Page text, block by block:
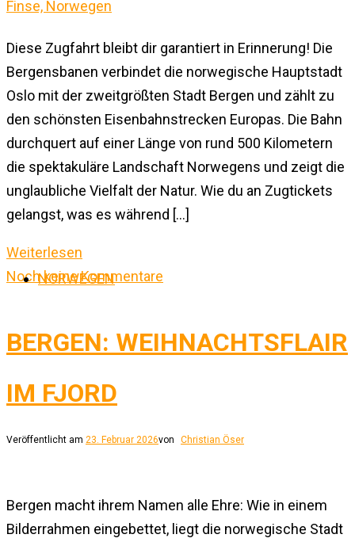
Diese Zugfahrt bleibt dir garantiert in Erinnerung! Die
Bergensbanen verbindet die norwegische Hauptstadt
Oslo mit der zweitgrößten Stadt Bergen und zählt zu
den schönsten Eisenbahnstrecken Europas. Die Bahn
durchquert auf einer Länge von rund 500 Kilometern
die spektakuläre Landschaft Norwegens und zeigt die
unglaubliche Vielfalt der Natur. Wie du an Zugtickets
gelangst, was es während […]
Weiterlesen
Noch keine Kommentare
NORWEGEN
BERGEN: WEIHNACHTSFLAIR
IM FJORD
Veröffentlicht am 23. Februar 2026von Christian Öser
Bergen macht ihrem Namen alle Ehre: Wie in einem
Bilderrahmen eingebettet, liegt die norwegische Stadt